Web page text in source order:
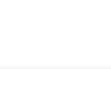
sans